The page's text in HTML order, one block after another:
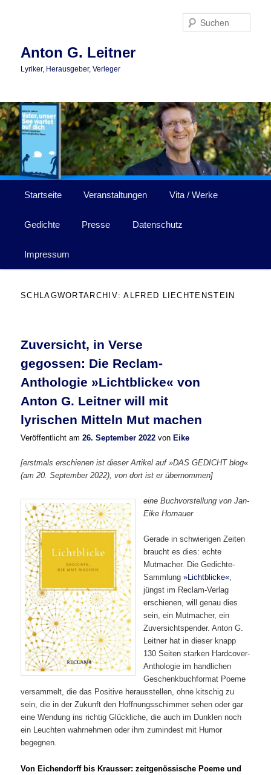
Anton G. Leitner
Lyriker, Herausgeber, Verleger
Startseite Veranstaltungen Vita / Werke
Gedichte Presse Datenschutz
Impressum
SCHLAGWORTARCHIV:ALFRED LIECHTENSTEIN
Zuversicht, in Verse
gegossen: Die Reclam-
Anthologie »Lichtblicke« von
Anton G. Leitner will mit
lyrischen Mitteln Mut machen
Veröffentlicht am26. September 2022 von Eike
[erstmals erschienen ist dieser Artikel auf »DAS GEDICHT blog«
(am 20. September 2022), von dort ist er übernommen]
eine Buchvorstellung von Jan-
Eike Hornauer
Gerade in schwierigen Zeiten
braucht es dies: echte
Mutmacher. Die Gedichte-
Sammlung»Lichtblicke«,
jüngst im Reclam-Verlag
erschienen, will genau dies
sein, ein Mutmacher, ein
Zuversichtspender. Anton G.
Leitner hat in dieser knapp
130 Seiten starken Hardcover-
Anthologie im handlichen
Geschenkbuchformat Poeme
versammelt, die das Positive herausstellen, ohne kitschig zu
sein, die in der Zukunft den Hoffnungsschimmer sehen oder gar
eine Wendung ins richtig Glückliche, die auch im Dunklen noch
ein Leuchten wahrnehmen oder ihm zumindest mit Humor
begegnen.
Von Eichendorff bis Krausser: zeitgenössische Poeme und